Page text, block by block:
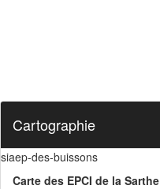
Cartographie
siaep-des-buissons
Carte des EPCI de la Sarthe